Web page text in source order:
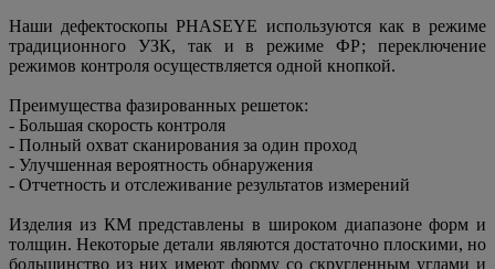
Наши дефектоскопы PHASEYE используются как в режиме
традиционного УЗК, так и в режиме ФР; переключение
режимов контроля осуществляется одной кнопкой.
Преимущества фазированных решеток:
- Большая скорость контроля
- Полный охват сканирования за один проход
- Улучшенная вероятность обнаружения
- Отчетность и отслеживание результатов измерений
Изделия из КМ представлены в широком диапазоне форм и
толщин. Некоторые детали являются достаточно плоскими, но
большинство из них имеют форму со скругленным углами и